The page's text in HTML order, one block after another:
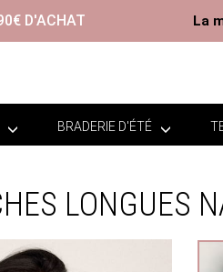
D'ACHAT La
BRADERIE D'ÉTÉ
LONGUES